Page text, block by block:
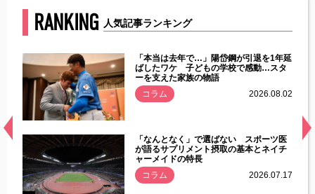
RANKING 人気記事ランキング
常
「本当は去年で…」陽岱鋼が引退を1年延
ばしたワケ 子どもの学校で感動…スタ
ーを支えた家族の物語
コラム
2026.08.02
「なんとなく」で選ばない スポーツ医
が語るサプリメント摂取の基本とネイチ
ャーメイドの特長
コラム
2026.07.17